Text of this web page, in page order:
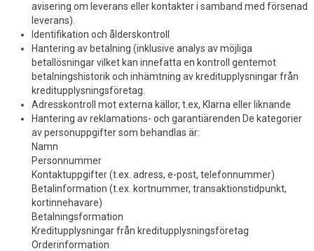
avisering om leverans eller kontakter i samband med försenad
leverans).
Identifikation och ålderskontroll
Hantering av betalning (inklusive analys av möjliga
betallösningar vilket kan innefatta en kontroll gentemot
betalningshistorik och inhämtning av kreditupplysningar från
kreditupplysningsföretag.
Adresskontroll mot externa källor, t.ex, Klarna eller liknande
Hantering av reklamations- och garantiärenden De kategorier
av personuppgifter som behandlas är:
Namn
Personnummer
Kontaktuppgifter (t.ex. adress, e-post, telefonnummer)
Betalinformation (t.ex. kortnummer, transaktionstidpunkt,
kortinnehavare)
Betalningsformation
Kreditupplysningar från kreditupplysningsföretag
Orderinformation